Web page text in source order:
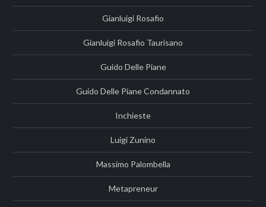
Gianluigi Rosafio
Gianluigi Rosafio Taurisano
Guido Delle Piane
Guido Delle Piane Condannato
Inchieste
Luigi Zunino
Massimo Palombella
Metapreneur